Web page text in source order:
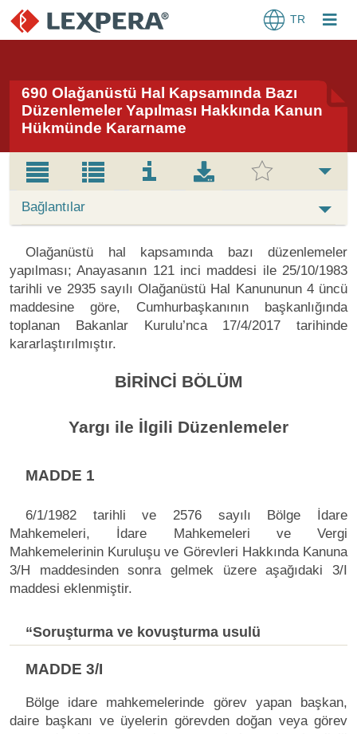
TR
690 Olağanüstü Hal Kapsamında Bazı
Düzenlemeler Yapılması Hakkında Kanun
Hükmünde Kararname
Bağlantılar
Olağanüstü hal kapsamında bazı düzenlemeler
yapılması; Anayasanın 121 inci maddesi ile 25/10/1983
tarihli ve 2935 sayılı Olağanüstü Hal Kanununun 4 üncü
maddesine göre, Cumhurbaşkanının başkanlığında
toplanan Bakanlar Kurulu’nca 17/4/2017 tarihinde
kararlaştırılmıştır.
BİRİNCİ BÖLÜM
Yargı ile İlgili Düzenlemeler
MADDE 1
6/1/1982 tarihli ve 2576 sayılı Bölge İdare
Mahkemeleri, İdare Mahkemeleri ve Vergi
Mahkemelerinin Kuruluşu ve Görevleri Hakkında Kanuna
3/H maddesinden sonra gelmek üzere aşağıdaki 3/I
maddesi eklenmiştir.
“Soruşturma ve kovuşturma usulü
MADDE 3/I
Bölge idare mahkemelerinde görev yapan başkan,
daire başkanı ve üyelerin görevden doğan veya görev